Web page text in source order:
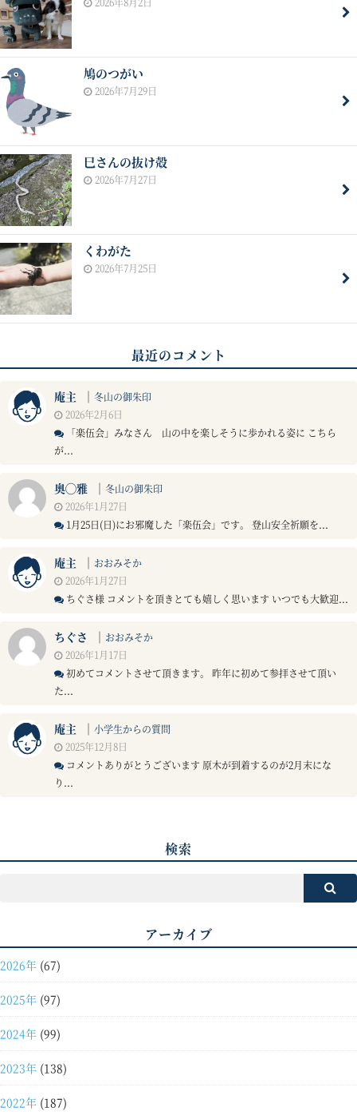
鳩のつがい
2026年7月29日
巳さんの抜け殻
2026年7月27日
くわがた
2026年7月25日
最近のコメント
庵主 ｜ 冬山の御朱印
2026年2月6日
「楽伍会」みなさん 山の中を楽しそうに歩かれる姿に こちら
が...
奥◯雅 ｜ 冬山の御朱印
2026年1月27日
1月25日(日)にお邪魔した「楽伍会」です。 登山安全祈願を...
庵主 ｜ おおみそか
2026年1月27日
ちぐさ様 コメントを頂きとても嬉しく思います いつでも大歓迎...
ちぐさ ｜ おおみそか
2026年1月17日
初めてコメントさせて頂きます。 昨年に初めて参拝させて頂い
た...
庵主 ｜ 小学生からの質問
2025年12月8日
コメントありがとうございます 原木が到着するのが2月末にな
り...
検索
アーカイブ
2026年 (67)
2025年 (97)
2024年 (99)
2023年 (138)
2022年 (187)